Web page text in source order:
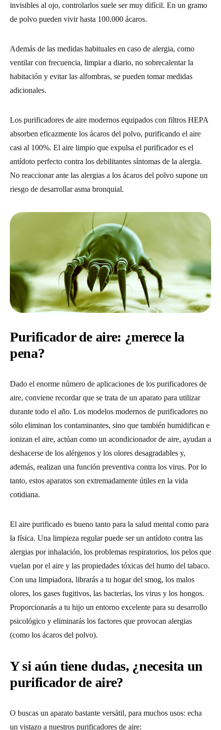
invisibles al ojo, controlarlos suele ser muy difícil. En un gramo
de polvo pueden vivir hasta 100.000 ácaros.
Además de las medidas habituales en caso de alergia, como
ventilar con frecuencia, limpiar a diario, no sobrecalentar la
habitación y evitar las alfombras, se pueden tomar medidas
adicionales.
Los purificadores de aire modernos equipados con filtros HEPA
absorben eficazmente los ácaros del polvo, purificando el aire
casi al 100%. El aire limpio que expulsa el purificador es el
antídoto perfecto contra los debilitantes síntomas de la alergia.
No reaccionar ante las alergias a los ácaros del polvo supone un
riesgo de desarrollar asma bronquial.
Purificador de aire: ¿merece la
pena?
Dado el enorme número de aplicaciones de los purificadores de
aire, conviene recordar que se trata de un aparato para utilizar
durante todo el año. Los modelos modernos de purificadores no
sólo eliminan los contaminantes, sino que también humidifican e
ionizan el aire, actúan como un acondicionador de aire, ayudan a
deshacerse de los alérgenos y los olores desagradables y,
además, realizan una función preventiva contra los virus. Por lo
tanto, estos aparatos son extremadamente útiles en la vida
cotidiana.
El aire purificado es bueno tanto para la salud mental como para
la física. Una limpieza regular puede ser un antídoto contra las
alergias por inhalación, los problemas respiratorios, los pelos que
vuelan por el aire y las propiedades tóxicas del humo del tabaco.
Con una limpiadora, librarás a tu hogar del smog, los malos
olores, los gases fugitivos, las bacterias, los virus y los hongos.
Proporcionarás a tu hijo un entorno excelente para su desarrollo
psicológico y eliminarás los factores que provocan alergias
(como los ácaros del polvo).
Y si aún tiene dudas, ¿necesita un
purificador de aire?
O buscas un aparato bastante versátil, para muchos usos: echa
un vistazo a nuestros purificadores de aire: